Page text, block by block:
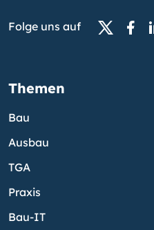
Folge uns auf
Themen
Bau
Ausbau
TGA
Praxis
Bau-IT